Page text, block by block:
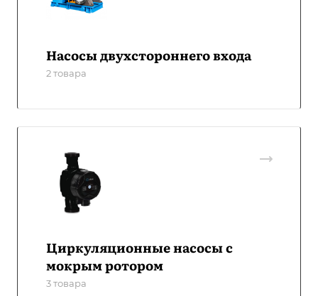
Насосы двухстороннего входа
2 товара
Циркуляционные насосы с
мокрым ротором
3 товара